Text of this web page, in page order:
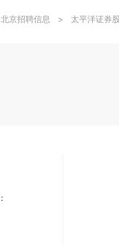
北京招聘信息 > 太平洋证券